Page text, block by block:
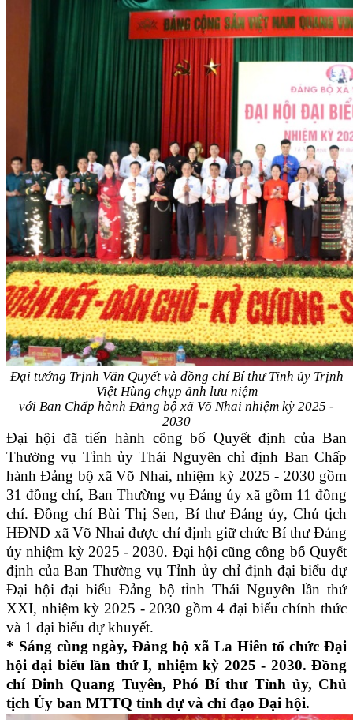
Đại tướng Trịnh Văn Quyết và đồng chí Bí thư Tỉnh ủy Trịnh
Việt Hùng chụp ảnh lưu niệm
với Ban Chấp hành Đảng bộ xã Võ Nhai nhiệm kỳ 2025 -
2030
Đại hội đã tiến hành công bố Quyết định của Ban
Thường vụ Tỉnh ủy Thái Nguyên chỉ định Ban Chấp
hành Đảng bộ xã Võ Nhai, nhiệm kỳ 2025 - 2030 gồm
31 đồng chí, Ban Thường vụ Đảng ủy xã gồm 11 đồng
chí. Đồng chí Bùi Thị Sen, Bí thư Đảng ủy, Chủ tịch
HĐND xã Võ Nhai được chỉ định giữ chức Bí thư Đảng
ủy nhiệm kỳ 2025 - 2030. Đại hội cũng công bố Quyết
định của Ban Thường vụ Tỉnh ủy chỉ định đại biểu dự
Đại hội đại biểu Đảng bộ tỉnh Thái Nguyên lần thứ
XXI, nhiệm kỳ 2025 - 2030 gồm 4 đại biểu chính thức
và 1 đại biểu dự khuyết.
* Sáng cùng ngày, Đảng bộ xã La Hiên tổ chức Đại
hội đại biểu lần thứ I, nhiệm kỳ 2025 - 2030. Đồng
chí Đinh Quang Tuyên, Phó Bí thư Tỉnh ủy, Chủ
tịch Ủy ban MTTQ tỉnh dự và chỉ đạo Đại hội.